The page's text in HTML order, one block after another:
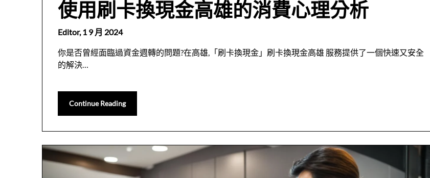
使用刷卡換現金高雄的消費心理分析
Editor, 1 9 月 2024
你是否曾經面臨過資金週轉的問題?在高雄,「刷卡換現金」刷卡換現金高雄 服務提供了一個快速又安全
的解決…
Continue Reading